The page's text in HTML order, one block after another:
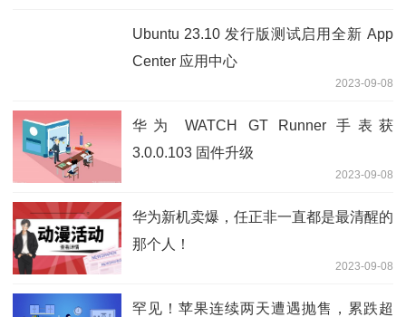
Ubuntu 23.10 发行版测试启用全新 App
Center 应用中心
2023-09-08
华为 WATCH GT Runner 手表获
3.0.0.103 固件升级
2023-09-08
华为新机卖爆，任正非一直都是最清醒的
那个人！
2023-09-08
罕见！苹果连续两天遭遇抛售，累跌超